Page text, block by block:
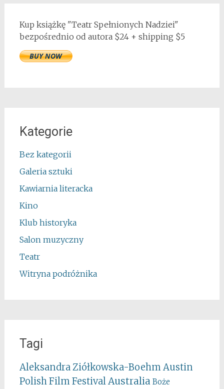
Kup książkę "Teatr Spełnionych Nadziei"
bezpośrednio od autora $24 + shipping $5
Kategorie
Bez kategorii
Galeria sztuki
Kawiarnia literacka
Kino
Klub historyka
Salon muzyczny
Teatr
Witryna podróżnika
Tagi
Aleksandra Ziółkowska-Boehm Austin
Polish Film FestivalAustralia Boże